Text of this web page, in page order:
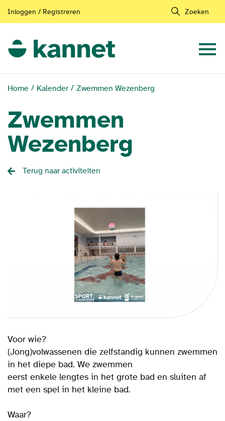
Inloggen / Registreren Zoeken
Home Kalender Zwemmen Wezenberg
Zwemmen
Wezenberg
Terug naar activiteiten
Voor wie?
(Jong)volwassenen die zelfstandig kunnen zwemmen
in het diepe bad. We zwemmen
eerst enkele lengtes in het grote bad en sluiten af
met een spel in het kleine bad.
Waar?